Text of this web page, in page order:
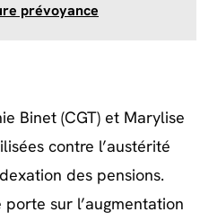
prévoyance
Binet (CGT) et Marylise
contre l’austérité
des pensions.
porte sur l’augmentation